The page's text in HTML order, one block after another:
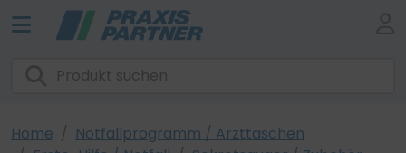
Home
Notfallprogramm / Arzttaschen